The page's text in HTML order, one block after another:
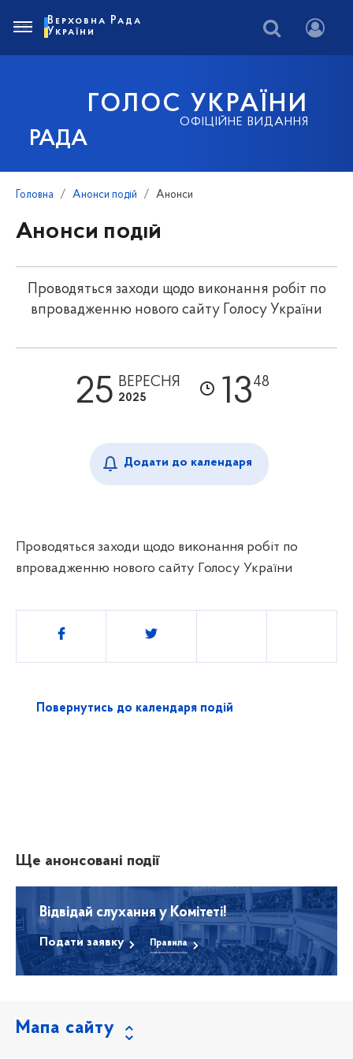
РАДА
ГОЛОС УКРАЇНИ
ОФІЦІЙНЕ ВИДАННЯ
Верховна Рада
України
Головна Анонси подій Анонси
Анонси подій
Проводяться заходи щодо виконання робіт по
впровадженню нового сайту Голосу України
25 ВЕРЕСНЯ
2025 1348
Додати до календаря
Проводяться заходи щодо виконання робіт по
впровадженню нового сайту Голосу України
Поділитись
Повернутись до календаря подій
Ще анонсовані події
Відвідай слухання у Комітеті!
Подати заявку Правила
Мапа сайту